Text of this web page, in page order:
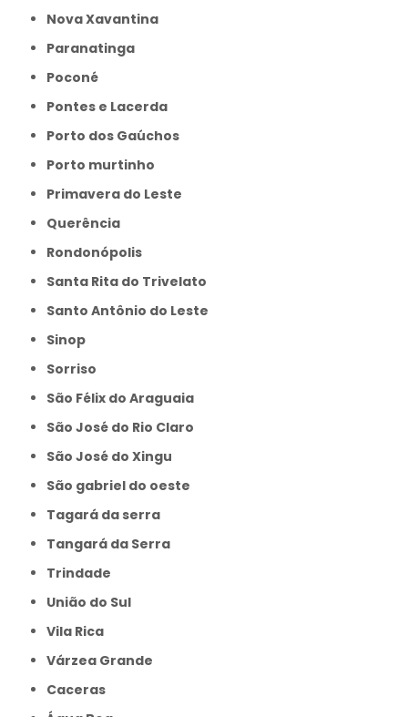
Nova Xavantina
Paranatinga
Poconé
Pontes e Lacerda
Porto dos Gaúchos
Porto murtinho
Primavera do Leste
Querência
Rondonópolis
Santa Rita do Trivelato
Santo Antônio do Leste
Sinop
Sorriso
São Félix do Araguaia
São José do Rio Claro
São José do Xingu
São gabriel do oeste
Tagará da serra
Tangará da Serra
Trindade
União do Sul
Vila Rica
Várzea Grande
caceras